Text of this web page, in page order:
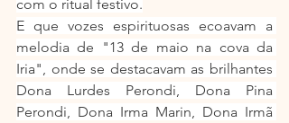
com o ritual festivo.
E que vozes espirituosas ecoavam a
melodia de "13 de maio na cova da
Iria", onde se destacavam as brilhantes
Dona Lurdes Perondi, Dona Pina
Perondi, Dona Irma Marin, Dona Irmã